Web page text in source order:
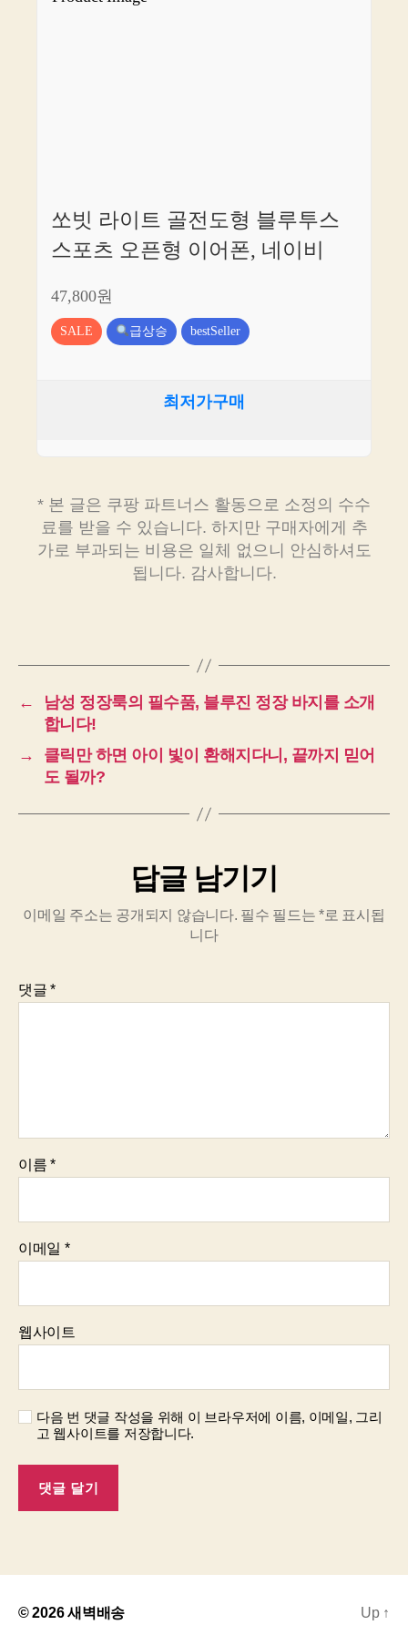
쏘빗 라이트 골전도형 블루투스
스포츠 오픈형 이어폰, 네이비
47,800원
SALE 급상승 bestSeller
최저가구매
* 본 글은 쿠팡 파트너스 활동으로 소정의 수수
료를 받을 수 있습니다. 하지만 구매자에게 추
가로 부과되는 비용은 일체 없으니 안심하셔도
됩니다. 감사합니다.
←
남성 정장룩의 필수품, 블루진 정장 바지를 소개
합니다!
→
클릭만 하면 아이 빛이 환해지다니, 끝까지 믿어
도 될까?
답글 남기기
이메일 주소는 공개되지 않습니다. 필수 필드는*로 표시됩
니다
댓글*
이름*
이메일 *
웹사이트
다음 번 댓글 작성을 위해 이 브라우저에 이름, 이메일, 그리
고 웹사이트를 저장합니다.
© 2026새벽배송 Up ↑